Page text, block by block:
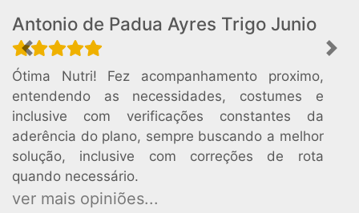
Antonio de Padua Ayres Trigo Junio
Ótima Nutri! Fez acompanhamento proximo,
entendendo as necessidades, costumes e
inclusive com verificações constantes da
aderência do plano, sempre buscando a melhor
solução, inclusive com correções de rota
quando necessário.
ver mais opiniões...
Previous Next